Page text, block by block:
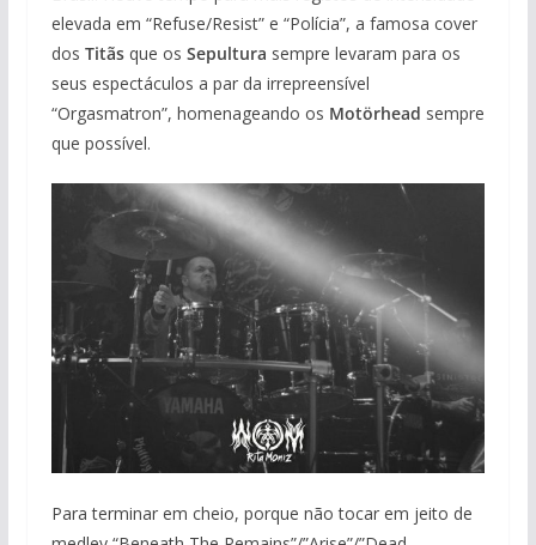
elevada em “Refuse/Resist” e “Polícia”, a famosa cover
dos Titãsque os Sepultura sempre levaram para os
seus espectáculos a par da irrepreensível
“Orgasmatron”, homenageando os Motörhead sempre
que possível.
Para terminar em cheio, porque não tocar em jeito de